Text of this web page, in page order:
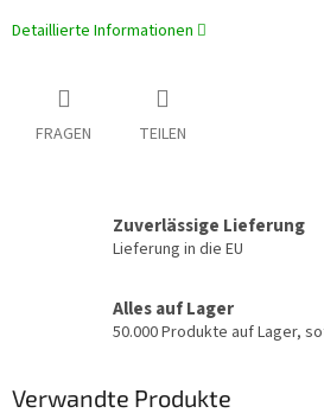
Detaillierte Informationen
FRAGEN TEILEN
Zuverlässige Lieferung
Lieferung in die EU
Alles auf Lager
50.000 Produkte auf Lager,
Verwandte Produkte